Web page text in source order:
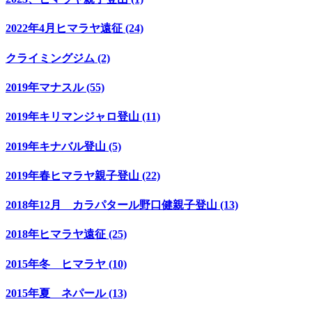
2022年4月ヒマラヤ遠征 (24)
クライミングジム (2)
2019年マナスル (55)
2019年キリマンジャロ登山 (11)
2019年キナバル登山 (5)
2019年春ヒマラヤ親子登山 (22)
2018年12月 カラパタール野口健親子登山 (13)
2018年ヒマラヤ遠征 (25)
2015年冬 ヒマラヤ (10)
2015年夏 ネパール (13)